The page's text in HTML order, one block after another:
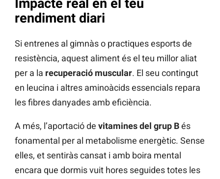
Impacte real en el teu
rendiment diari
Si entrenes al gimnàs o practiques esports de
resistència, aquest aliment és el teu millor aliat
per a la recuperació muscular. El seu contingut
en leucina i altres aminoàcids essencials repara
les fibres danyades amb eficiència.
A més, l’aportació de vitamines del grup Bés
fonamental per al metabolisme energètic. Sense
elles, et sentiràs cansat i amb boira mental
encara que dormis vuit hores seguides totes les